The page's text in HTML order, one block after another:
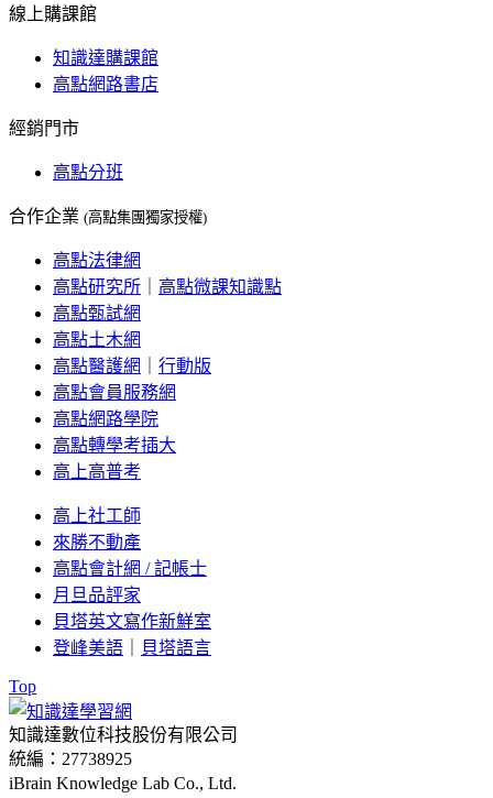
線上購課館
知識達購課館
高點網路書店
經銷門市
高點分班
合作企業 (高點集團獨家授權)
高點法律網
高點研究所
高點微課知識點
高點甄試網
高點土木網
高點醫護網
行動版
高點會員服務網
高點網路學院
高點轉學考插大
高上高普考
高上社工師
來勝不動產
高點會計網 / 記帳士
月旦品評家
貝塔英文寫作新鮮室
登峰美語
貝塔語言
Top
知識達數位科技股份有限公司
統編：27738925
iBrain Knowledge Lab Co., Ltd.